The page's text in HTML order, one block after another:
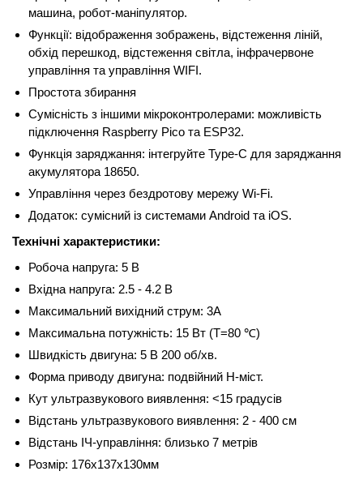
машина, робот-маніпулятор.
Функції: відображення зображень, відстеження ліній,
обхід перешкод, відстеження світла, інфрачервоне
управління та управління WIFI.
Простота збирання
Сумісність з іншими мікроконтролерами: можливість
підключення Raspberry Pico та ESP32.
Функція заряджання: інтегруйте Type-C для заряджання
акумулятора 18650.
Управління через бездротову мережу Wi-Fi.
Додаток: сумісний із системами Android та iOS.
Технічні характеристики:
Робоча напруга: 5 В
Вхідна напруга: 2.5 - 4.2 В
Максимальний вихідний струм: 3А
Максимальна потужність: 15 Вт (Т=80 ℃)
Швидкість двигуна: 5 В 200 об/хв.
Форма приводу двигуна: подвійний H-міст.
Кут ультразвукового виявлення: <15 градусів
Відстань ультразвукового виявлення: 2 - 400 см
Відстань ІЧ-управління: близько 7 метрів
Розмір: 176х137х130мм